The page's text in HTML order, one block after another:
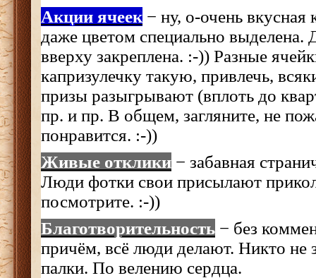
Акции ячеек − ну, о-очень
даже цветом специально выделена.
вверху закреплена. :-)) Разные
капризулечку такую, привлечь,
призы разыгрывают (вплоть до
пр. и пр. В общем, загляните, не
понравится. :-))
Живые отклики − забавная
Люди фотки свои присылают
посмотрите. :-))
Благотворительность − без
причём, всё люди делают. Никто не
палки. По велению сердца.